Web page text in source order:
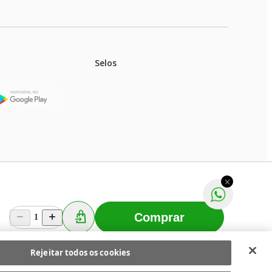
1 Comprar
Selos
na rede de lojas físicas.
prévio. Fast Shop S. A. CNPJ: 43.708.379/0001-
Fast Shop - Todos os direitos reservadosRF
Selecionar os Cookies
Rejeitar todos os cookies